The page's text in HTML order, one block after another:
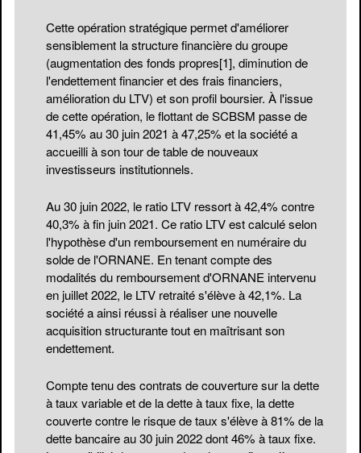
Cette opération stratégique permet d'améliorer
sensiblement la structure financière du groupe
(augmentation des fonds propres[1], diminution de
l'endettement financier et des frais financiers,
amélioration du LTV) et son profil boursier. À l'issue
de cette opération, le flottant de SCBSM passe de
41,45% au 30 juin 2021 à 47,25% et la société a
accueilli à son tour de table de nouveaux
investisseurs institutionnels.
Au 30 juin 2022, le ratio LTV ressort à 42,4% contre
40,3% à fin juin 2021. Ce ratio LTV est calculé selon
l'hypothèse d'un remboursement en numéraire du
solde de l'ORNANE. En tenant compte des
modalités du remboursement d'ORNANE intervenu
en juillet 2022, le LTV retraité s'élève à 42,1%. La
société a ainsi réussi à réaliser une nouvelle
acquisition structurante tout en maîtrisant son
endettement.
Compte tenu des contrats de couverture sur la dette
à taux variable et de la dette à taux fixe, la dette
couverte contre le risque de taux s'élève à 81% de la
dette bancaire au 30 juin 2022 dont 46% à taux fixe.